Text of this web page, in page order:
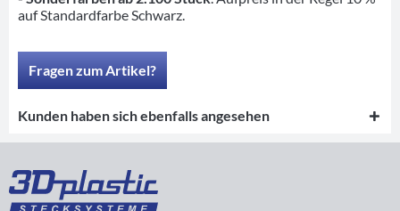
auf Standardfarbe Schwarz.
Fragen zum Artikel?
Kunden haben sich ebenfalls angesehen